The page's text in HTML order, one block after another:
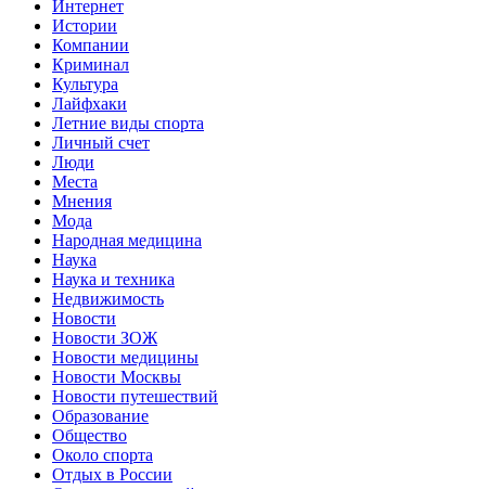
Интернет
Истории
Компании
Криминал
Культура
Лайфхаки
Летние виды спорта
Личный счет
Люди
Места
Мнения
Мода
Народная медицина
Наука
Наука и техника
Недвижимость
Новости
Новости ЗОЖ
Новости медицины
Новости Москвы
Новости путешествий
Образование
Общество
Около спорта
Отдых в России